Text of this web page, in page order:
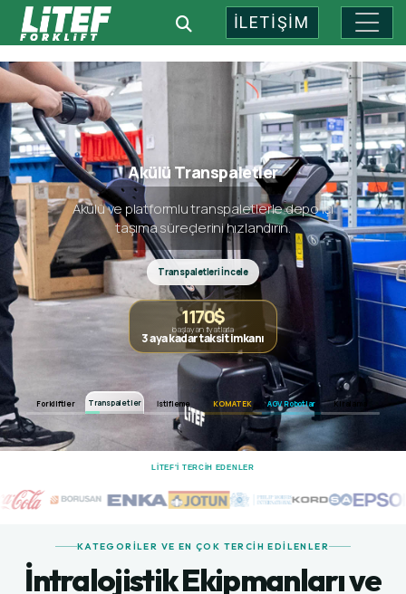
İLETİŞİM
Endüstriyel Depo
Forkliftler Transpaletler İstifleme KOMATEK AGV Robotlar Kiralama
Akülü Transpaletler
Akülü ve platformlu transpaletlerle depo içi
taşıma süreçlerini hızlandırın.
Transpaletleri İncele
1170$
başlayan fiyatlarla
3 aya kadar taksit imkanı
ForkliftlerTranspaletler
LİTEF'I TERCIH EDENLER
KATEGORILER VE EN ÇOK TERCIH EDILENLER
İntralojistik Ekipmanları ve